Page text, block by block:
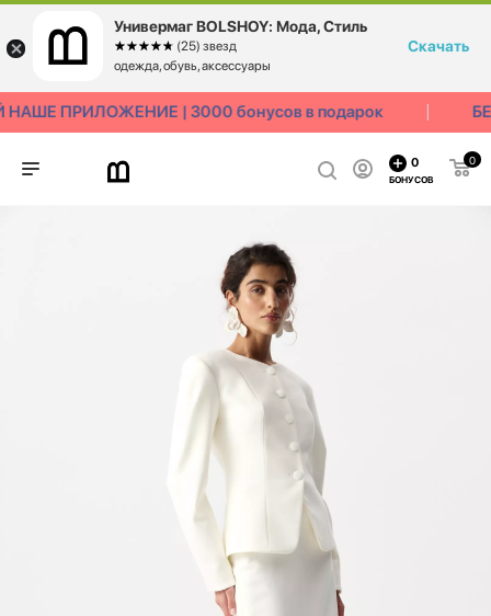
ПРИЛОЖЕНИЕ | 3000 бонусов в подарок
0
0
БОНУСОВ
Универмаг BOLSHOY: Мода, Стиль
☆☆☆☆☆
★★★★★ (25) звезд
одежда, обувь, аксессуары
Скачать